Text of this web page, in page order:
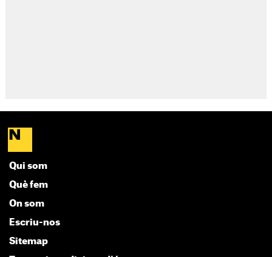
Qui som
Què fem
On som
Escriu-nos
Sitemap